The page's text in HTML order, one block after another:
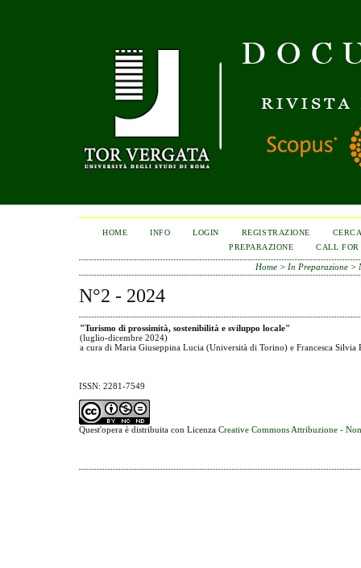
HOME INFO LOGIN REGISTRAZIONE
PREPARAZIONE
CALL FOR
Home> In Preparazione>
N°2 - 2024
"Turismo di prossimità, sostenibilità e sviluppo locale"
(luglio-dicembre 2024)
a cura di Maria Giuseppina Lucia (Università di Torino) e Francesca
ISSN: 2281-7549
Quest'opera è distribuita con Licenza Creative Commons Attribuzione -